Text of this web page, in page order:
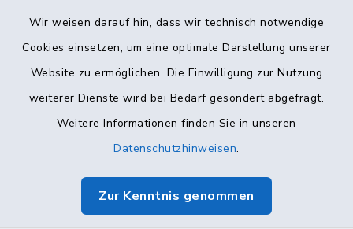
Wir weisen darauf hin, dass wir technisch notwendige
Cookies einsetzen, um eine optimale Darstellung unserer
Website zu ermöglichen. Die Einwilligung zur Nutzung
weiterer Dienste wird bei Bedarf gesondert abgefragt.
Weitere Informationen finden Sie in unseren
Datenschutzhinweisen.
Zur Kenntnis genommen
Barrierefreiheit
Datenschutz
Sitemap